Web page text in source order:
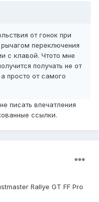
от гонок при
переключения
с клавой. Чтото мне
получать не от
просто от самого
писать впечатления
ссылки.
Rallye GT FF Pro